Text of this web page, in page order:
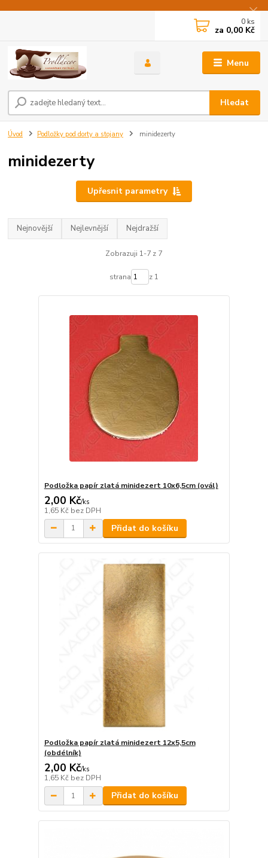
Menu
Hledat
0 ks
za 0,00 Kč
Úvod Podložky pod dorty a stojany minidezerty
minidezerty
Upřesnit parametry
Nejnovější Nejlevnější Nejdražší
Zobrazuji 1-7 z 7
strana z 1
Podložka papír zlatá minidezert 10x6,5cm (ovál)
2,00 Kč/ks
1,65 Kč bez DPH
Přidat do košíku
Podložka papír zlatá minidezert 12x5,5cm
(obdélník)
2,00 Kč/ks
1,65 Kč bez DPH
Přidat do košíku